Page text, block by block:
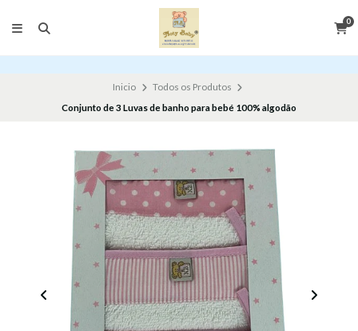
0
Inicio
Todos os Produtos
Conjunto de 3 Luvas de banho para bebé 100% algodão